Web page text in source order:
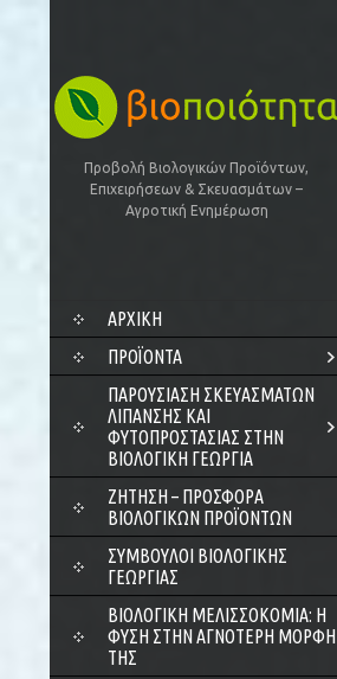
Προβολή Βιολογικών Προϊόντων,
Επιχειρήσεων & Σκευασμάτων –
Αγροτική Ενημέρωση
SKIP
CONTENT
ΑΡΧΙΚΗ
ΠΡΟΪΌΝΤΑ
ΠΑΡΟΥΣΊΑΣΗ ΣΚΕΥΑΣΜΆΤΩΝ
ΛΊΠΑΝΣΗΣ ΚΑΙ
ΦΥΤΟΠΡΟΣΤΑΣΊΑΣ ΣΤΗΝ
ΒΙΟΛΟΓΙΚΉ ΓΕΩΡΓΊΑ
ΖΗΤΗΣΗ – ΠΡΟΣΦΟΡΑ
ΒΙΟΛΟΓΙΚΩΝ ΠΡΟΪΟΝΤΩΝ
ΣΎΜΒΟΥΛΟΙ ΒΙΟΛΟΓΙΚΉΣ
ΓΕΩΡΓΊΑΣ
ΒΙΟΛΟΓΙΚΉ ΜΕΛΙΣΣΟΚΟΜΊΑ: Η
ΦΎΣΗ ΣΤΗΝ ΑΓΝΌΤΕΡΗ ΜΟΡΦΉ
ΤΗΣ